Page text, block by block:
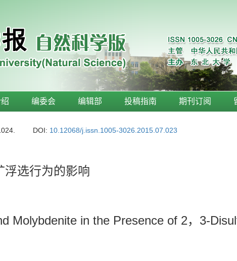
编委会 编辑部 投稿指南 期刊订阅
DOI: 10.12068/j.issn.1005-3026.2015.07.023
浮选行为的影响
Molybdenite in the Presence of 2，3-